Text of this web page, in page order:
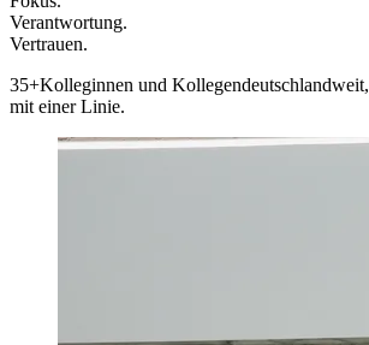
Verantwortung.
Vertrauen.
35+Kolleginnen und Kollegendeutschlandweit,
mit einer Linie.